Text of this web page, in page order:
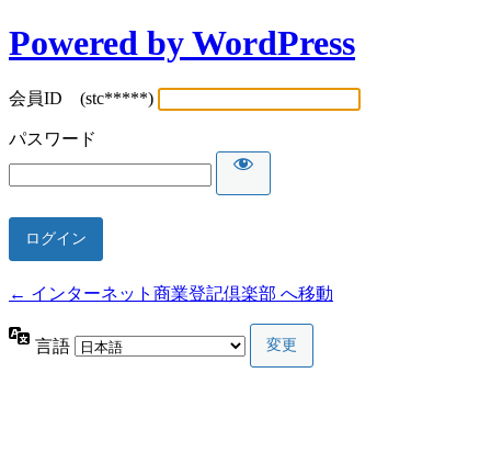
Powered by WordPress
会員ID (stc*****)
パスワード
← インターネット商業登記倶楽部 へ移動
言語